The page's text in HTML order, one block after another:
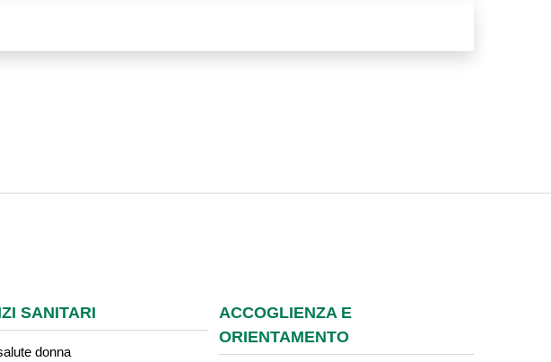
SANITARI
donna
ACCOGLIENZA E
ORIENTAMENTO